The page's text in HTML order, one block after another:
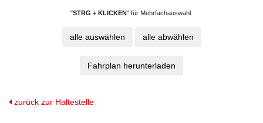
"STRG + KLICKEN" für Mehrfachauswahl.
zurück zur Haltestelle